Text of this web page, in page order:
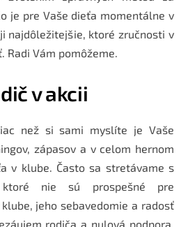
je pre Vaše dieťa momentálne v
najdôležitejšie, ktoré zručnosti v
Radi Vám pomôžeme.
v akcii
než si sami myslíte je Vaše
zápasov a v celom hernom
v klube. Často sa stretávame s
ktoré nie sú prospešné pre
jeho sebavedomie a radosť
rodiča a nulová podpora.